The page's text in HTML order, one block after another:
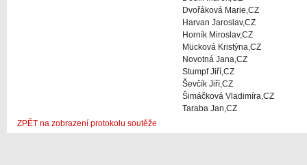
Dvořáková Marie,CZ
Harvan Jaroslav,CZ
Horník Miroslav,CZ
Mücková Kristýna,CZ
Novotná Jana,CZ
Stumpf Jiří,CZ
Ševčík Jiří,CZ
Šimáčková Vladimíra,CZ
Taraba Jan,CZ
ZPĚT na zobrazení protokolu soutěže